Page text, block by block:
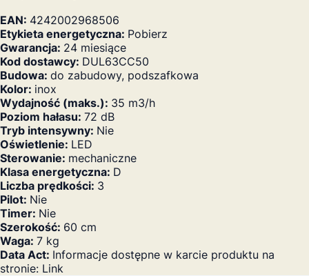
EAN: 4242002968506
Etykieta energetyczna: Pobierz
Gwarancja: 24 miesiące
Kod dostawcy: DUL63CC50
Budowa: do zabudowy, podszafkowa
Kolor: inox
Wydajność (maks.): 35 m3/h
Poziom hałasu: 72 dB
Tryb intensywny: Nie
Oświetlenie: LED
Sterowanie: mechaniczne
Klasa energetyczna: D
Liczba prędkości: 3
Pilot: Nie
Timer: Nie
Szerokość: 60 cm
Waga: 7 kg
Data Act: Informacje dostępne w karcie produktu na
stronie: Link